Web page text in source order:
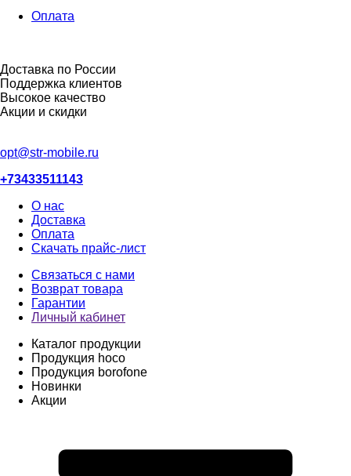
Оплата
Доставка по России
Поддержка клиентов
Высокое качество
Акции и скидки
opt@str-mobile.ru
+73433511143
О нас
Доставка
Оплата
Скачать прайс-лист
Связаться с нами
Возврат товара
Гарантии
Личный кабинет
Каталог продукции
Продукция hoco
Продукция borofone
Новинки
Акции